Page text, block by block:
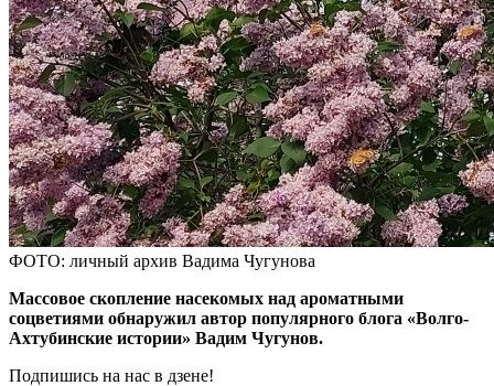
ФОТО: личный архив Вадима Чугунова
Массовое скопление насекомых над ароматными
соцветиями обнаружил автор популярного блога «Волго-
Ахтубинские истории» Вадим Чугунов.
Подпишись на нас в дзене!